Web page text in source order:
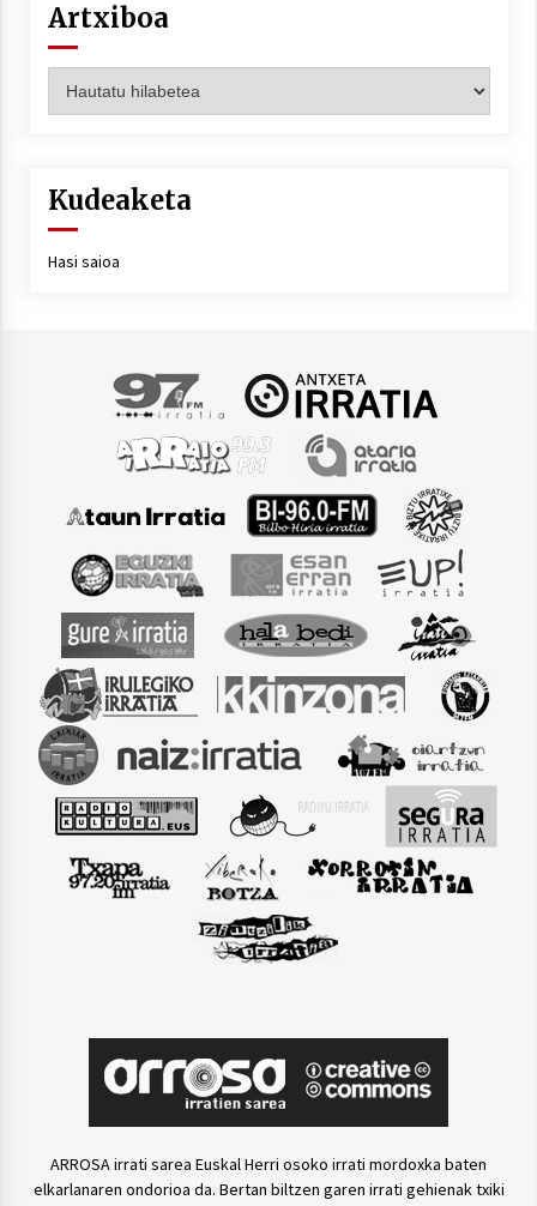
Artxiboa
Kudeaketa
Hasi saioa
ARROSA irrati sarea Euskal Herri osoko irrati mordoxka baten
elkarlanaren ondorioa da. Bertan biltzen garen irrati gehienak txiki